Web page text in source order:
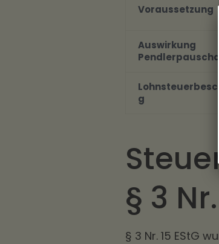
Voraussetzung
Auswirkung
g
§ 3
§ 3 Nr. 15 EStG